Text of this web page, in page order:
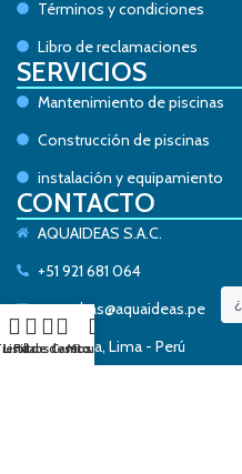
Términos y condiciones
Libro de reclamaciones
SERVICIOS
Mantenimiento de piscinas
Construcción de piscinas
instalación y equipamiento
CONTACTO
AQUAIDEAS S.A.C.
+51 921 681 064
consultas@aquaideas.pe
La Molina, Lima - Perú
Filtros
Lista de deseos
Carrito
Mi cuenta